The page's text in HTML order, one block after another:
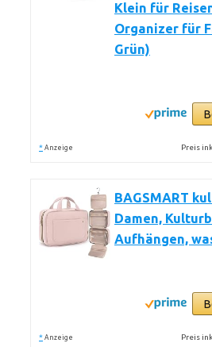
Klein für
Organizer für
Grün)
* Anzeige Preis
BAGSMART
Damen,
Aufhängen,
* Anzeige Preis